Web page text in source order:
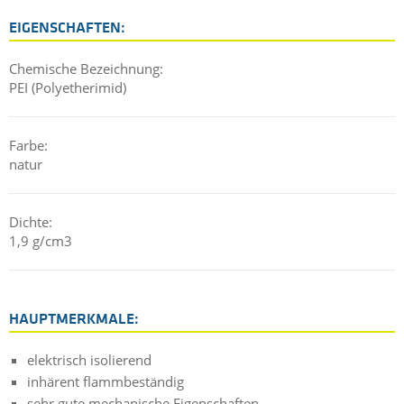
EIGENSCHAFTEN:
Chemische Bezeichnung:
PEI (Polyetherimid)
Farbe:
natur
Dichte:
1,9 g/cm3
HAUPTMERKMALE:
elektrisch isolierend
inhärent flammbeständig